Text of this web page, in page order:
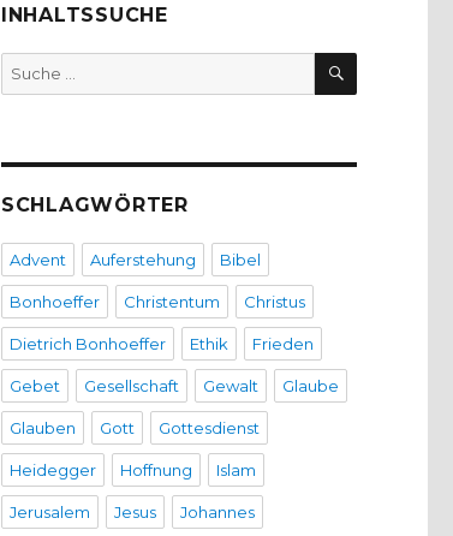
INHALTSSUCHE
Suche
nach:
SUCHEN
SCHLAGWÖRTER
Advent Auferstehung Bibel
Bonhoeffer Christentum Christus
Dietrich Bonhoeffer Ethik Frieden
Gebet Gesellschaft Gewalt Glaube
Glauben Gott Gottesdienst
Heidegger Hoffnung Islam
Jerusalem Jesus Johannes